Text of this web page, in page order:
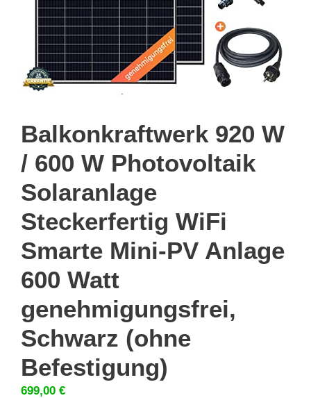
Balkonkraftwerk 920 W
/ 600 W Photovoltaik
Solaranlage
Steckerfertig WiFi
Smarte Mini-PV Anlage
600 Watt
genehmigungsfrei,
Schwarz (ohne
Befestigung)
699,00 €